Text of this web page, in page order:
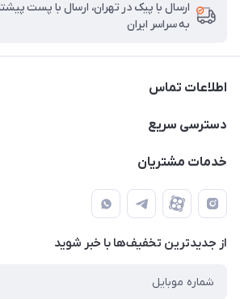
ارسال با پیک در تهران، ارسال با پست
به سراسر ایران
اطلاعات تماس
۰۲۱91095320 - 09120057355 - 09915561288
حضوری از قبل با پشتیبان های فروشگاه
دسترسی سریع
حساب کاربری
لیست محصولات
تماس با ما
خدمات مشتریان
قوانین و مقررات
حریم خصوصی
راهنما
از جدید‌ترین تخفیف‌ها با‌ خبر شوید